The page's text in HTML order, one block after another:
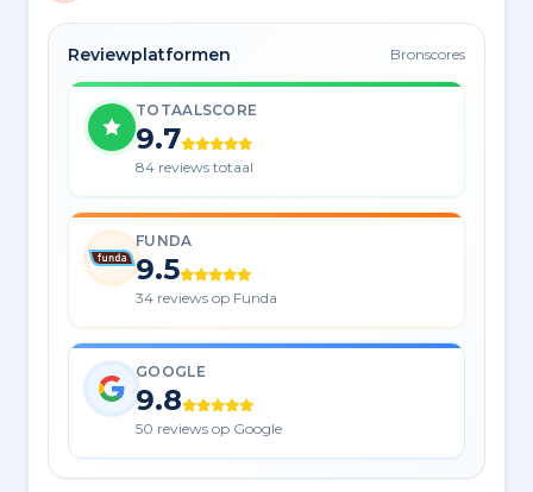
Reviewplatformen Bronscores
TOTAALSCORE
9.7
84 reviews totaal
FUNDA
9.5
34 reviews op Funda
GOOGLE
9.8
50 reviews op Google